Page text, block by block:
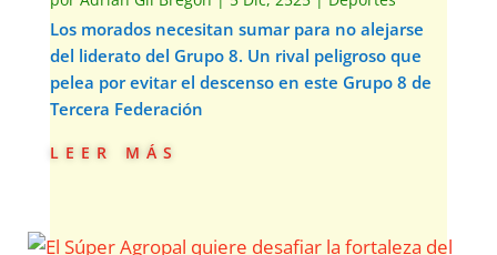
Los morados necesitan sumar para no alejarse
del liderato del Grupo 8. Un rival peligroso que
pelea por evitar el descenso en este Grupo 8 de
Tercera Federación
leer más